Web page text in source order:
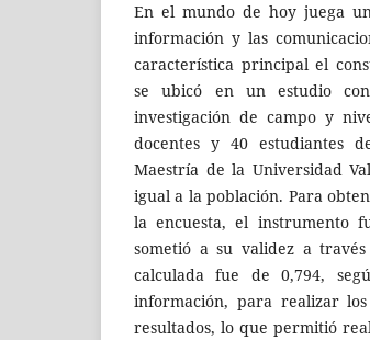
En el mundo de hoy juega
información y las
característica principal el
se ubicó en un estudio
investigación de campo y
docentes y 40 estudiantes
Maestría de la Universidad
igual a la población. Para
la encuesta, el instrumento
sometió a su validez a
calculada fue de 0,794,
información, para realizar
resultados, lo que permitió